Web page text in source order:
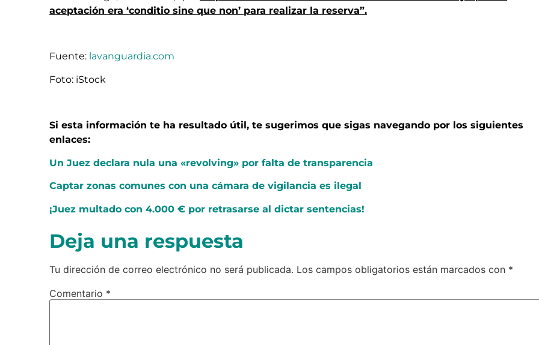
aceptación era ‘conditio sine que non’ para realizar la reserva”.
Fuente: lavanguardia.com
Foto: iStock
Si esta información te ha resultado útil, te sugerimos que sigas navegando por los siguientes
enlaces:
Un Juez declara nula una «revolving» por falta de transparencia
Captar zonas comunes con una cámara de vigilancia es ilegal
¡Juez multado con 4.000 € por retrasarse al dictar sentencias!
Deja una respuesta
Tu dirección de correo electrónico no será publicada. Los campos obligatorios están marcados con *
Comentario *